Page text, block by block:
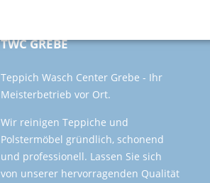
TWC GREBE
Teppich Wasch Center Grebe - Ihr
Meisterbetrieb vor Ort.
Wir reinigen Teppiche und
Polstermöbel gründlich, schonend
und professionell. Lassen Sie sich
von unserer hervorragenden Qualität